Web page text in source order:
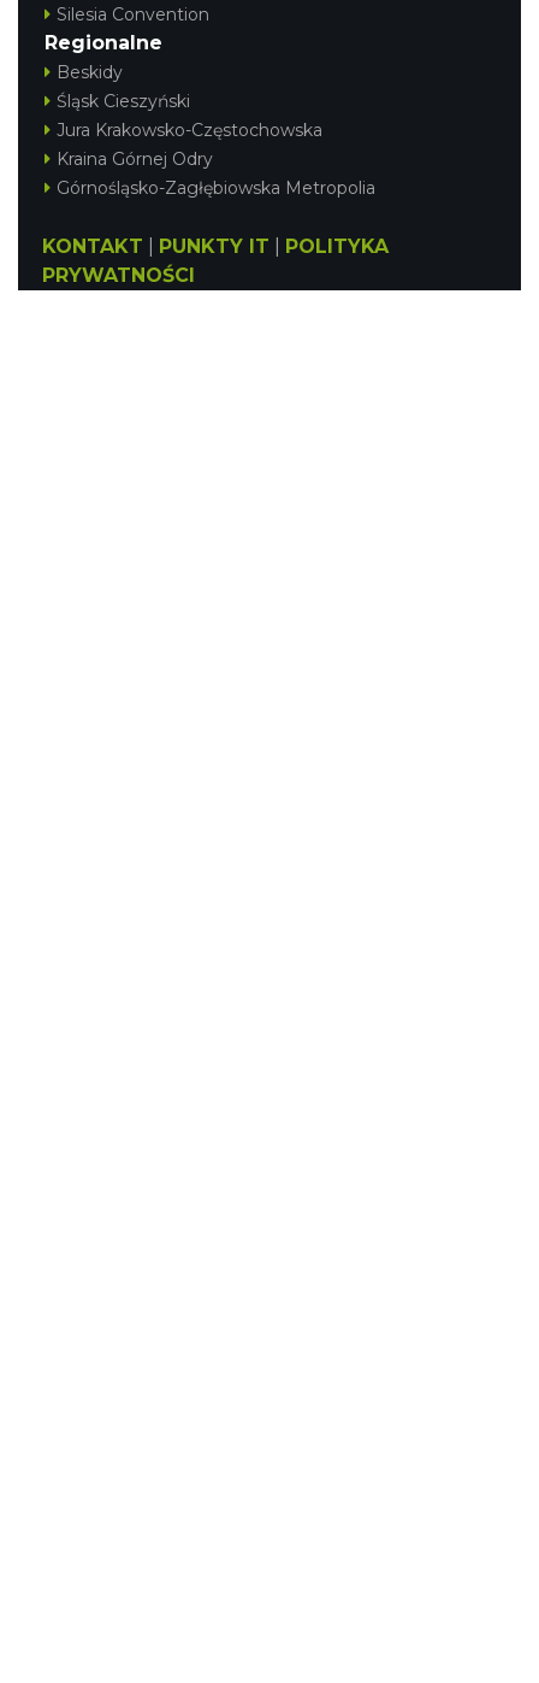
Silesia Convention
Regionalne
Beskidy
Śląsk Cieszyński
Jura Krakowsko-Częstochowska
Kraina Górnej Odry
Górnośląsko-Zagłębiowska Metropolia
KONTAKT PUNKTY IT
POLITYKA
PRYWATNOŚCI